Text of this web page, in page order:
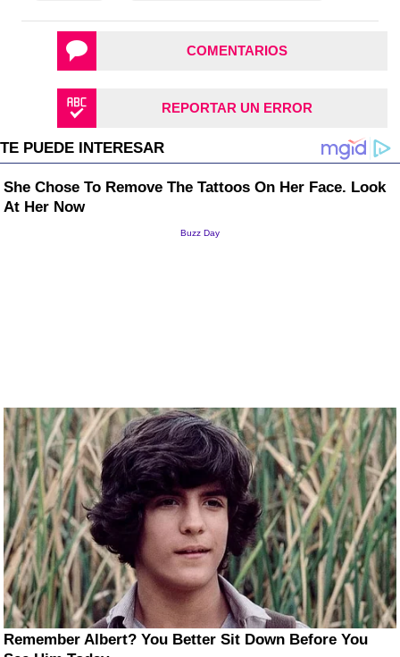
COMENTARIOS
REPORTAR UN ERROR